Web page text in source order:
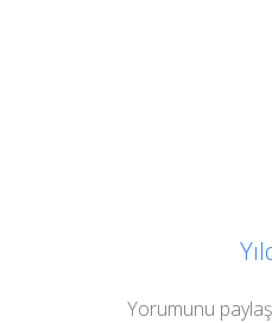
Yorumunu